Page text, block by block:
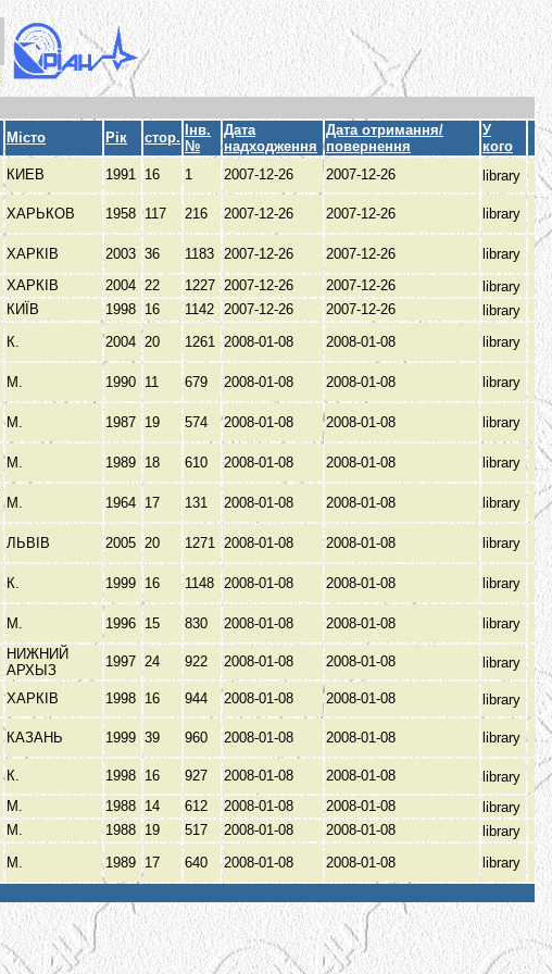
Місто Рік стор.
Інв.
№
Дата
надходження
Дата отримання/
повернення
У
кого
КИЕВ 1991 16 1 2007-12-26 2007-12-26 library
ХАРЬКОВ 1958 117 216 2007-12-26 2007-12-26 library
ХАРКІВ 2003 36 1183 2007-12-26 2007-12-26
library
ХАРКІВ 2004 22 1227 2007-12-26 2007-12-26
library
КИЇВ 1998 16 1142 2007-12-26 2007-12-26
library
К. 2004 20 1261 2008-01-08 2008-01-08 library
М. 1990 11 679 2008-01-08 2008-01-08 library
М. 1987 19 574 2008-01-08 2008-01-08 library
М. 1989 18 610 2008-01-08 2008-01-08 library
М. 1964 17 131 2008-01-08 2008-01-08 library
ЛЬВІВ 2005 20 1271 2008-01-08 2008-01-08 library
К. 1999 16 1148 2008-01-08 2008-01-08 library
М. 1996 15 830 2008-01-08 2008-01-08 library
НИЖНИЙ
АРХЫЗ
1997 24 922 2008-01-08 2008-01-08 library
ХАРКІВ 1998 16 944 2008-01-08 2008-01-08 library
КАЗАНЬ 1999 39 960 2008-01-08 2008-01-08 library
К. 1998 16 927 2008-01-08 2008-01-08
library
М. 1988 14 612 2008-01-08 2008-01-08
library
М. 1988 19 517 2008-01-08 2008-01-08
library
М. 1989 17 640 2008-01-08 2008-01-08
library